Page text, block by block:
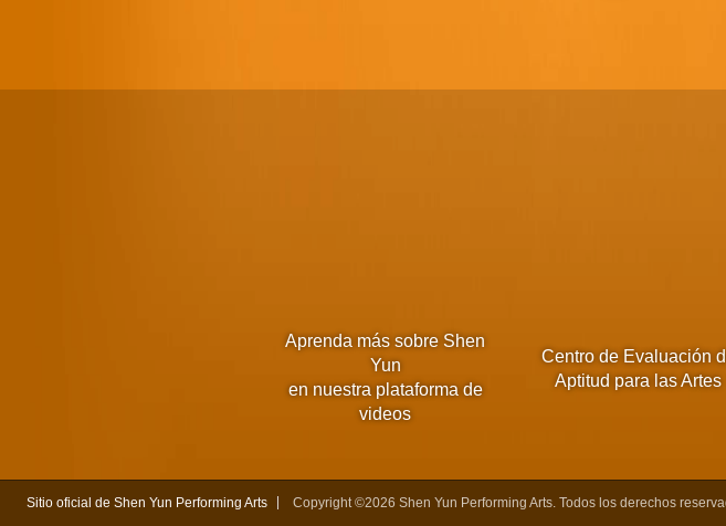
Aprenda más sobre Shen
Yun
en nuestra plataforma de
videos
Centro de Evaluación
Aptitud para las Artes
Sitio oficial de Shen Yun Performing Arts Copyright ©2026 Shen Yun Performing Arts. Todos los derechos